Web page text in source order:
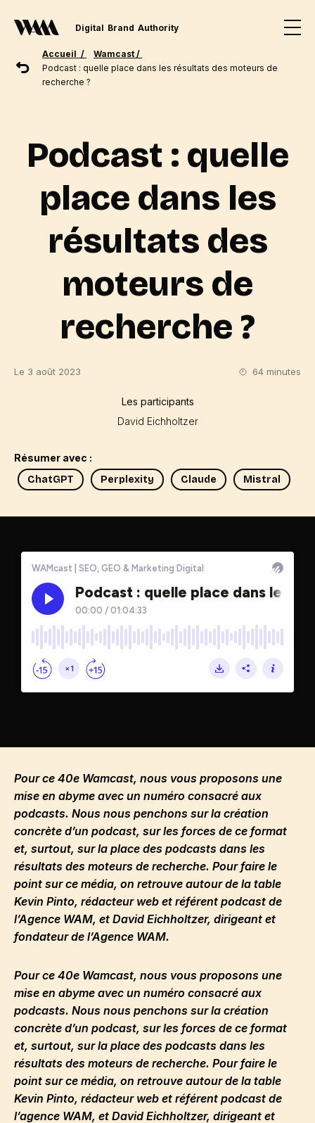
Digital Brand Authority
Accueil /
Wamcast /
Podcast : quelle place dans les résultats des moteurs de
recherche ?
Podcast : quelle
place dans les
résultats des
moteurs de
recherche ?
Le 3 août 2023 64 minutes
Les participants
David Eichholtzer
Résumer avec :
ChatGPT
Perplexity Claude Mistral
Pour ce 40e Wamcast, nous vous proposons une
mise en abyme avec un numéro consacré aux
podcasts. Nous nous penchons sur la création
concrète d’un podcast, sur les forces de ce format
et, surtout, sur la place des podcasts dans les
résultats des moteurs de recherche. Pour faire le
point sur ce média, on retrouve autour de la table
Kevin Pinto, rédacteur web et référent podcast de
l’Agence WAM, et David Eichholtzer, dirigeant et
fondateur de l’Agence WAM.
Pour ce 40e Wamcast, nous vous proposons une
mise en abyme avec un numéro consacré aux
podcasts. Nous nous penchons sur la création
concrète d’un podcast, sur les forces de ce format
et, surtout, sur la place des podcasts dans les
résultats des moteurs de recherche. Pour faire le
point sur ce média, on retrouve autour de la table
Kevin Pinto, rédacteur web et référent podcast de
l’agence WAM, et David Eichholtzer, dirigeant et